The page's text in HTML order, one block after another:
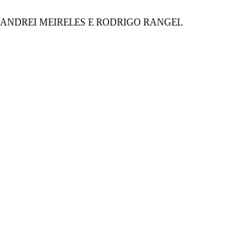
ANDREI MEIRELES E RODRIGO RANGEL